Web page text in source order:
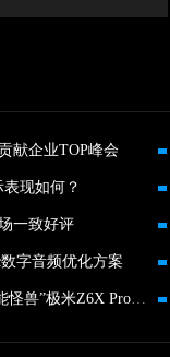
献企业TOP峰会
现如何？
一致好评
字音频优化方案
重温年度流量王《人民的名义》 “性能怪兽”极米Z6X Pro来助力